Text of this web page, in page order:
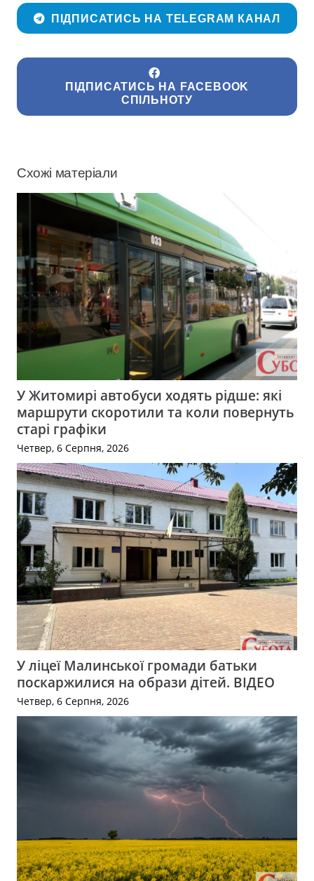
ПІДПИСАТИСЬ НА TELEGRAM КАНАЛ
ПІДПИСАТИСЬ НА FACEBOOK
СПІЛЬНОТУ
Схожі матеріали
У Житомирі автобуси ходять рідше: які
маршрути скоротили та коли повернуть
старі графіки
Четвер, 6 Серпня, 2026
У ліцеї Малинської громади батьки
поскаржилися на образи дітей. ВІДЕО
Четвер, 6 Серпня, 2026